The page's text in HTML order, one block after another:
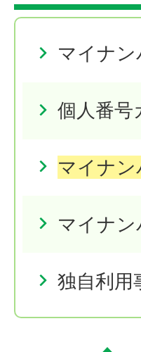
マイナ
個人番号
マイナ
マイナン
独自利用